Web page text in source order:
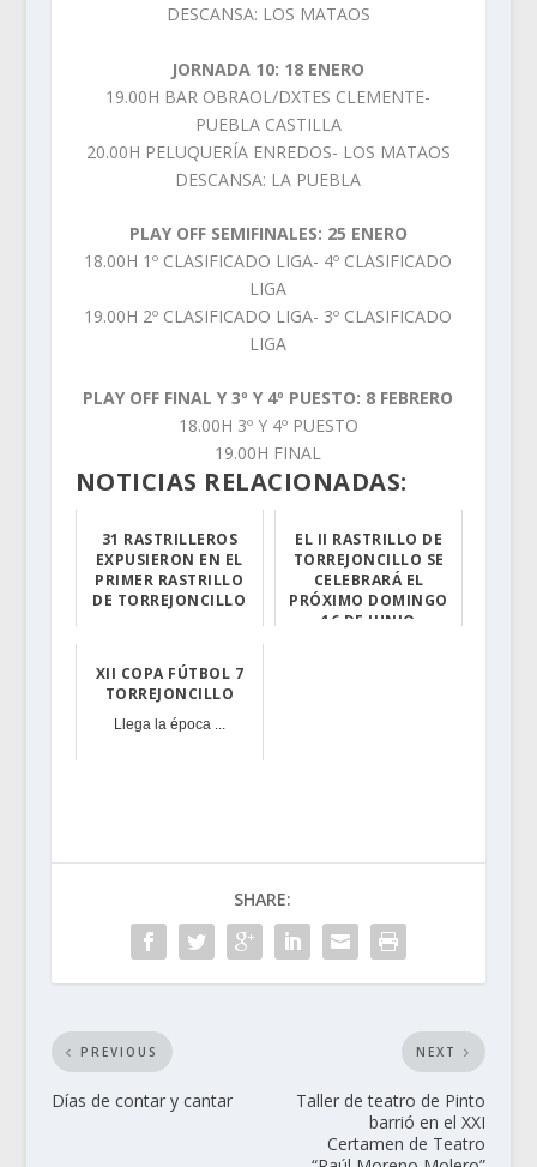
DESCANSA: LOS MATAOS
JORNADA 10: 18 ENERO
19.00H BAR OBRAOL/DXTES CLEMENTE-
PUEBLA CASTILLA
20.00H PELUQUERÍA ENREDOS- LOS MATAOS
DESCANSA: LA PUEBLA
PLAY OFF SEMIFINALES: 25 ENERO
18.00H 1º CLASIFICADO LIGA- 4º CLASIFICADO
LIGA
19.00H 2º CLASIFICADO LIGA- 3º CLASIFICADO
LIGA
PLAY OFF FINAL Y 3º Y 4º PUESTO: 8 FEBRERO
18.00H 3º Y 4º PUESTO
19.00H FINAL
NOTICIAS RELACIONADAS:
31 RASTRILLEROS
EXPUSIERON EN EL
PRIMER RASTRILLO
DE TORREJONCILLO
EL II RASTRILLO DE
TORREJONCILLO SE
CELEBRARÁ EL
PRÓXIMO DOMINGO
16 DE JUNIO
XII COPA FÚTBOL 7
TORREJONCILLO
Llega la época ...
SHARE:
PREVIOUS
Días de contar y cantar
NEXT
Taller de teatro de Pinto
barrió en el XXI
Certamen de Teatro